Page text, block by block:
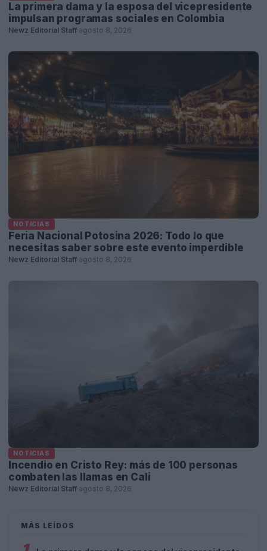
La primera dama y la esposa del vicepresidente
impulsan programas sociales en Colombia
Newz Editorial Staff agosto 8, 2026
NOTICIAS
Feria Nacional Potosina 2026: Todo lo que
necesitas saber sobre este evento imperdible
Newz Editorial Staff agosto 8, 2026
NOTICIAS
Incendio en Cristo Rey: más de 100 personas
combaten las llamas en Cali
Newz Editorial Staff agosto 8, 2026
MÁS LEÍDOS